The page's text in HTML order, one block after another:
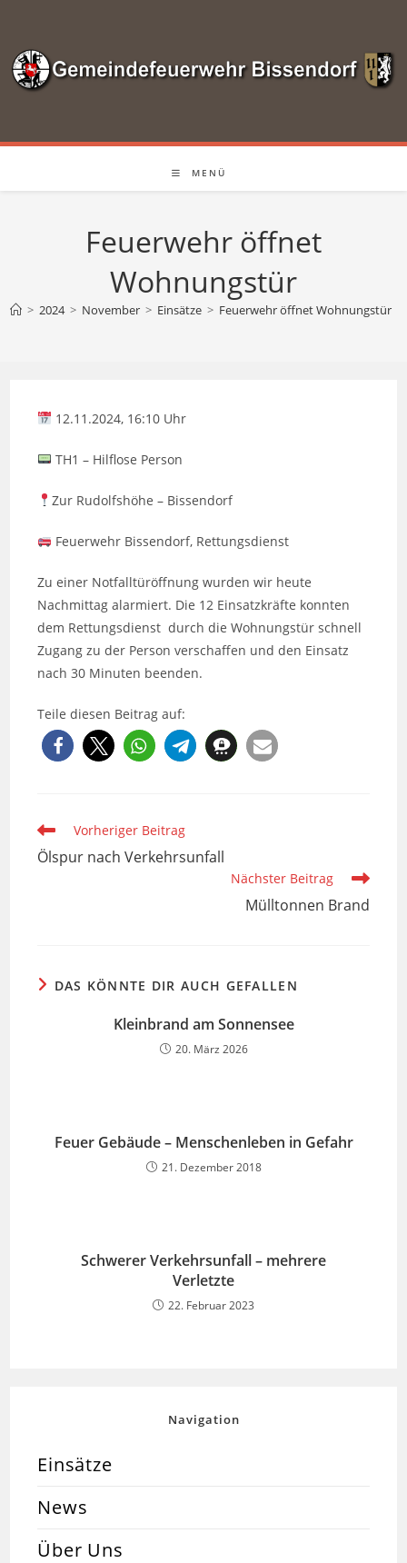
springen
MENÜ
Feuerwehr öffnet
Wohnungstür
> 2024 > November > Einsätze > Feuerwehr öffnet Wohnungstür
12.11.2024, 16:10 Uhr
TH1 – Hilflose Person
Zur Rudolfshöhe – Bissendorf
Feuerwehr Bissendorf, Rettungsdienst
Zu einer Notfalltüröffnung wurden wir heute
Nachmittag alarmiert. Die 12 Einsatzkräfte konnten
dem Rettungsdienst durch die Wohnungstür schnell
Zugang zu der Person verschaffen und den Einsatz
nach 30 Minuten beenden.
Teile diesen Beitrag auf:
Weitere
Artikel
ansehen
Vorheriger Beitrag
Ölspur nach Verkehrsunfall
Nächster Beitrag
Mülltonnen Brand
DAS KÖNNTE DIR AUCH GEFALLEN
Kleinbrand am Sonnensee
20. März 2026
Feuer Gebäude – Menschenleben in Gefahr
21. Dezember 2018
Schwerer Verkehrsunfall – mehrere
Verletzte
22. Februar 2023
Navigation
Einsätze
News
Über Uns